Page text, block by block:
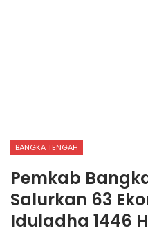
BANGKA TENGAH
Pemkab
Salurkan 63
Iduladha 1446 H